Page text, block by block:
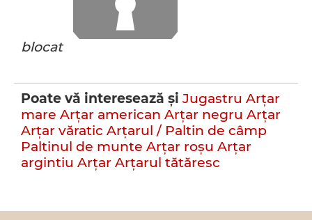
blocat
Poate vă interesează şi Jugastru Arţar
mare Arțar american Arţar negru Arţar
Arţar văratic Arțarul / Paltin de câmp
Paltinul de munte Arţar roşu Arţar
argintiu Arţar Arțarul tătăresc